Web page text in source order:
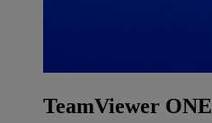
TeamViewer ONE